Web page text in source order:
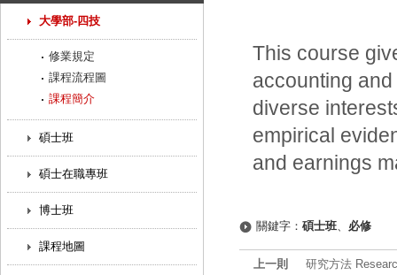
大學部-四技
修業規定
課程流程圖
課程簡介
碩士班
碩士在職專班
博士班
課程地圖
This course
accounting
diverse
empirical
and earnings
關鍵字： 碩士班、 必修
上一則 研究方法